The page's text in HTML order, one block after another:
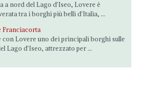
a nord del Lago d’Iseo, Lovere è
tra i borghi più belli d’Italia, ...
Franciacorta
con Lovere uno dei principali borghi sulle
Lago d’Iseo, attrezzato per ...